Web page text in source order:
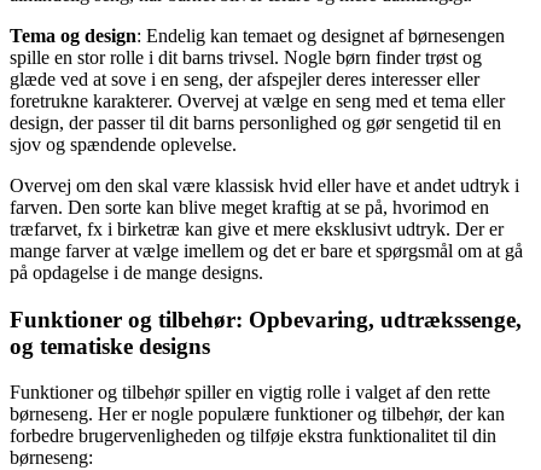
Tema og design: Endelig kan temaet og designet af børnesengen
spille en stor rolle i dit barns trivsel. Nogle børn finder trøst og
glæde ved at sove i en seng, der afspejler deres interesser eller
foretrukne karakterer. Overvej at vælge en seng med et tema eller
design, der passer til dit barns personlighed og gør sengetid til en
sjov og spændende oplevelse.
Overvej om den skal være klassisk hvid eller have et andet udtryk i
farven. Den sorte kan blive meget kraftig at se på, hvorimod en
træfarvet, fx i birketræ kan give et mere eksklusivt udtryk. Der er
mange farver at vælge imellem og det er bare et spørgsmål om at gå
på opdagelse i de mange designs.
Funktioner og tilbehør: Opbevaring, udtrækssenge,
og tematiske designs
Funktioner og tilbehør spiller en vigtig rolle i valget af den rette
børneseng. Her er nogle populære funktioner og tilbehør, der kan
forbedre brugervenligheden og tilføje ekstra funktionalitet til din
børneseng: